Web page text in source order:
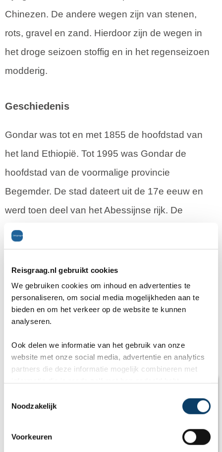
Reisgraag.nl gebruikt cookies
We gebruiken cookies om inhoud en advertenties te
personaliseren, om social media mogelijkheden aan te
bieden en om het verkeer op de website te kunnen
analyseren.
Ook delen we informatie van het gebruik van onze
website met onze social media, advertentie en analytics
partners die deze informatie mogelijk combineren met
Noodzakelijk
Voorkeuren
Chinezen. De andere wegen zijn van stenen,
rots, gravel en zand. Hierdoor zijn de wegen in
het droge seizoen stoffig en in het regenseizoen
modderig.
Geschiedenis
Gondar was tot en met 1855 de hoofdstad van
het land Ethiopië. Tot 1995 was Gondar de
hoofdstad van de voormalige provincie
Begemder. De stad dateert uit de 17e eeuw en
werd toen deel van het Abessijnse rijk. De
hoofdstad is gesticht in 1635 door keizer
Fasilidas. In Gondar zijn veel middeleeuwse,
Spaanse en Portugese architectuur en tradities te
zien. Tegenwoordig is Gondar vooral een
toeristische hot-spot. Het wordt ook wel 'het
Camelot van Afrika' genoemd.
Vakantieverhalen / reisverslagen